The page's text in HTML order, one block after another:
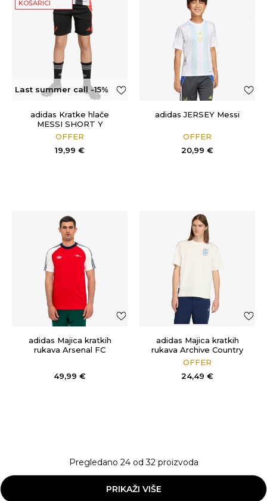
KOŠARICI
Last summer call -15%
adidas Kratke hlače
MESSI SHORT Y
OFFER
19,99 €
adidas JERSEY Messi
OFFER
20,99 €
adidas Majica kratkih
rukava Arsenal FC
49,99 €
adidas Majica kratkih
rukava Archive Country
Flag
OFFER
24,49 €
Pregledano 24od32 proizvoda
PRIKAŽI VIŠE